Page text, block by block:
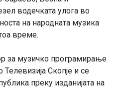
водечката улога во
на народната музика
време.
за музичко програмирање
Скопје и се
преку изданијата на